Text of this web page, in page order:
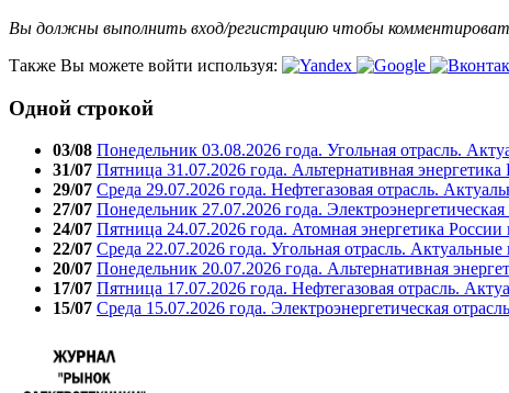
Вы должны выполнить вход/регистрацию чтобы
Также Вы можете войти используя:
Одной строкой
03/08 Понедельник 03.08.2026 года. Угольная отрасль.
31/07 Пятница 31.07.2026 года. Альтернативная
29/07 Среда 29.07.2026 года. Нефтегазовая отрасль.
27/07 Понедельник 27.07.2026 года.
24/07 Пятница 24.07.2026 года. Атомная энергетика
22/07 Среда 22.07.2026 года. Угольная отрасль. Актуальные
20/07 Понедельник 20.07.2026 года. Альтернативная
17/07 Пятница 17.07.2026 года. Нефтегазовая отрасль.
15/07 Среда 15.07.2026 года. Электроэнергетическая